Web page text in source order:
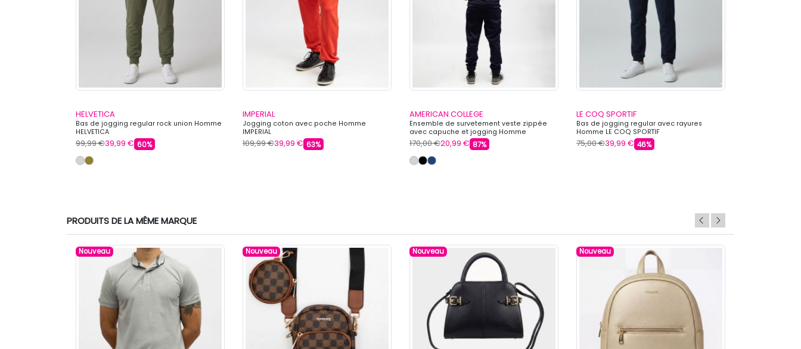
HELVETICA
Bas de jogging regular rock union Homme
HELVETICA
99,99 €39,99 € 60%
IMPERIAL
Jogging coton avec poche Homme
IMPERIAL
109,99 €39,99 € 63%
AMERICAN COLLEGE
Ensemble de survetement veste zippée
avec capuche et jogging Homme
AMERICAN COLLEGE
170,00 €20,99 € 87%
LE COQ SPORTIF
Bas de jogging regular avec rayures
Homme LE COQ SPORTIF
75,00 €39,99 € 46%
PRODUITS DE LA MÊME MARQUE
Nouveau Nouveau Nouveau Nouveau